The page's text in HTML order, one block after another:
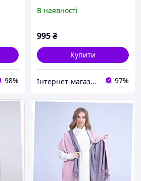
98%
68B8T6B183
В наявності
995₴
Купити
Інтернет-магазин RedShift.com.ua 97%